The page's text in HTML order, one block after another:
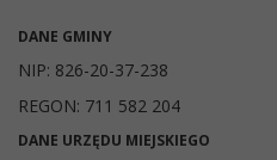
DANE GMINY
NIP: 826-20-37-238
REGON: 711 582 204
DANE URZĘDU MIEJSKIEGO